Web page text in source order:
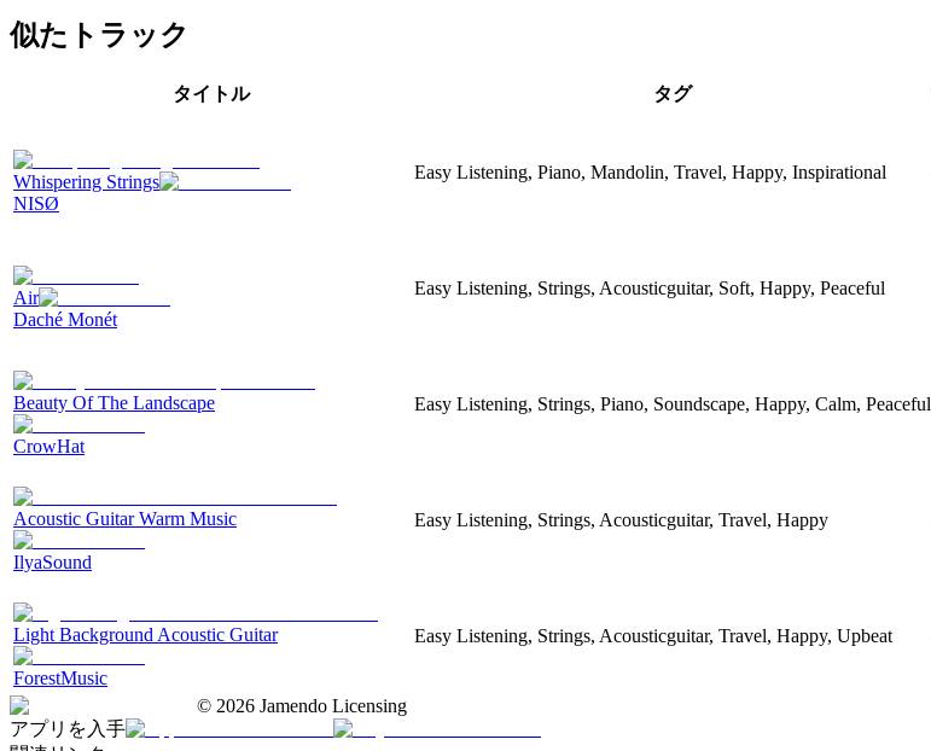
似たトラック
タイトル タグ
Whispering Strings
NISØ
Easy Listening, Piano, Mandolin, Travel, Happy, Inspirational
Air
Daché Monét
Easy Listening, Strings, Acousticguitar, Soft, Happy, Peaceful
Beauty Of The Landscape
CrowHat
Easy Listening, Strings, Piano, Soundscape, Happy, Calm, Peaceful
Acoustic Guitar Warm Music
IlyaSound
Easy Listening, Strings, Acousticguitar, Travel, Happy
Light Background Acoustic Guitar
ForestMusic
Easy Listening, Strings, Acousticguitar, Travel, Happy, Upbeat
© 2026 Jamendo Licensing
アプリを入手